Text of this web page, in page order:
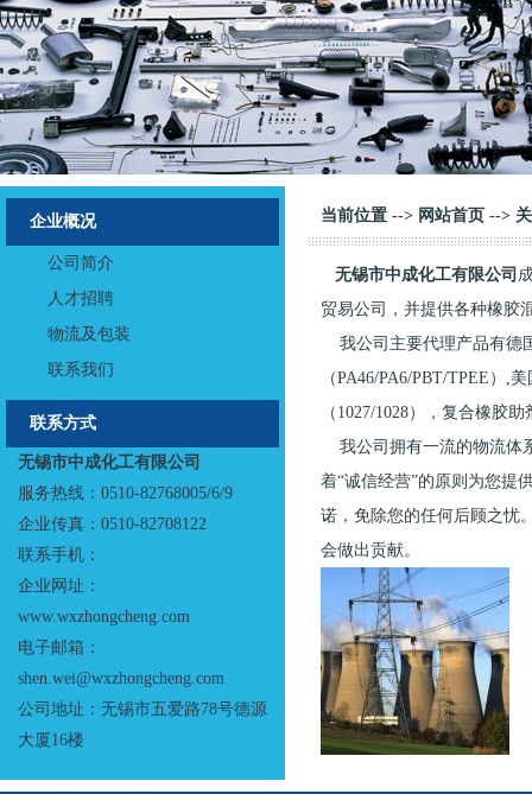
企业概况
公司简介
人才招聘
物流及包装
联系我们
联系方式
无锡市中成化工有限公司
服务热线：0510-82768005/6/9
企业传真：0510-82708122
联系手机：
企业网址：
www.wxzhongcheng.com
电子邮箱：
shen.wei@wxzhongcheng.com
公司地址：无锡市五爱路78号德源
大厦16楼
当前位置 --> 网站首页 -->
无锡市中成化工有限公司
贸易公司，并提供各种橡胶
我公司主要代理产品有德
（PA46/PA6/PBT/TPEE）,
（1027/1028），复合橡胶
我公司拥有一流的物流体
着“诚信经营”的原则为您提
诺，免除您的任何后顾之忧
会做出贡献。